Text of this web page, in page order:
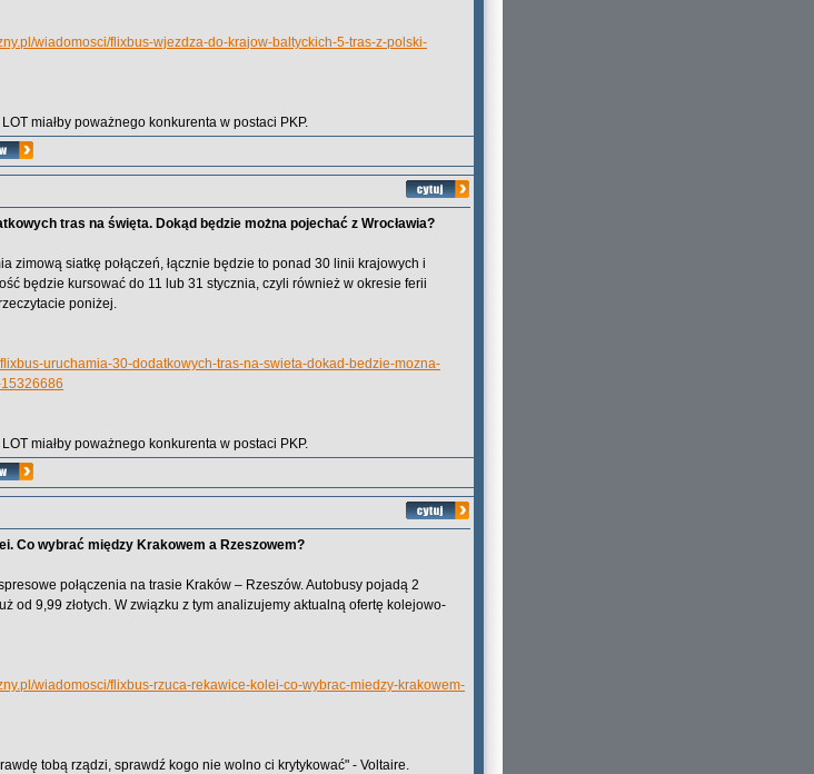
wiadomosci/flixbus-wjezdza-do-krajow-baltyckich-5-tras-z-polski-
miałby poważnego konkurenta w postaci PKP.
tras na święta. Dokąd będzie można pojechać z Wrocławia?
zimową siatkę połączeń, łącznie będzie to ponad 30 linii krajowych i
będzie kursować do 11 lub 31 stycznia, czyli również w okresie ferii
poniżej.
uruchamia-30-dodatkowych-tras-na-swieta-dokad-bedzie-mozna-
miałby poważnego konkurenta w postaci PKP.
Co wybrać między Krakowem a Rzeszowem?
połączenia na trasie Kraków – Rzeszów. Autobusy pojadą 2
od 9,99 złotych. W związku z tym analizujemy aktualną ofertę kolejowo-
wiadomosci/flixbus-rzuca-rekawice-kolei-co-wybrac-miedzy-krakowem-
tobą rządzi, sprawdź kogo nie wolno ci krytykować" - Voltaire.